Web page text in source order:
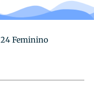
Feminino